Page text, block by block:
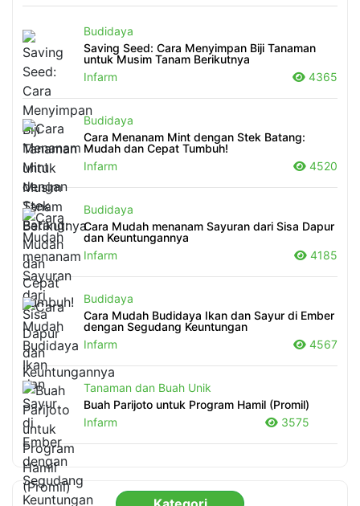
Budidaya
Saving Seed: Cara Menyimpan Biji Tanaman
untuk Musim Tanam Berikutnya
Infarm
4365
Budidaya
Cara Menanam Mint dengan Stek Batang:
Mudah dan Cepat Tumbuh!
Infarm
4520
Budidaya
Cara Mudah menanam Sayuran dari Sisa Dapur
dan Keuntungannya
Infarm
4185
Budidaya
Cara Mudah Budidaya Ikan dan Sayur di Ember
dengan Segudang Keuntungan
Infarm
4567
Tanaman dan Buah Unik
Buah Parijoto untuk Program Hamil (Promil)
Infarm
3575